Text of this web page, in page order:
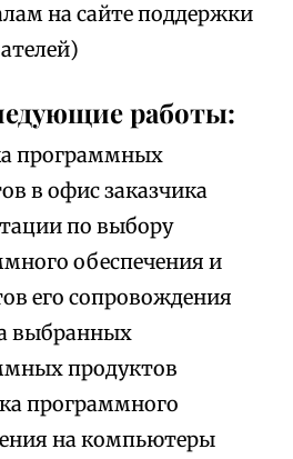
на сайте поддержки
работы:
программных
в офис заказчика
по выбору
обеспечения и
его сопровождения
выбранных
продуктов
программного
на компьютеры